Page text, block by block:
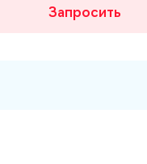
Запросить